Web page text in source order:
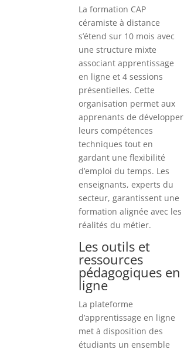
La formation CAP
céramiste à distance
s’étend sur 10 mois avec
une structure mixte
associant apprentissage
en ligne et 4 sessions
présentielles. Cette
organisation permet aux
apprenants de développer
leurs compétences
techniques tout en
gardant une flexibilité
d’emploi du temps. Les
enseignants, experts du
secteur, garantissent une
formation alignée avec les
réalités du métier.
Les outils et
ressources
pédagogiques en
ligne
La plateforme
d’apprentissage en ligne
met à disposition des
étudiants un ensemble